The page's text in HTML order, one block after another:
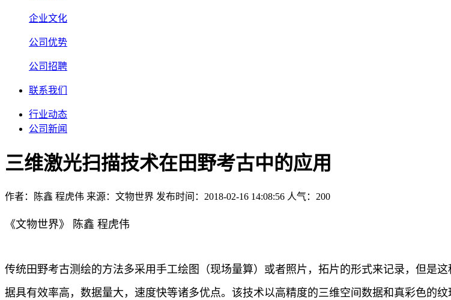
企业文化
公司优势
公司招聘
联系我们
行业动态
公司新闻
三维激光扫描技术在田野考古中的应用
作者：陈鑫 程虎伟 来源：文物世界 发布时间：2018-02-16 14:08:56 人气：200
《文物世界》 陈鑫 程虎伟
传统田野考古测绘的方法多采用手工绘图（现场量算）或者照片，拓片的形式来记录，但是
据具有效率高，数据量大，速度快等诸多优点。该技术以高精度的三维空间数据和真彩色的